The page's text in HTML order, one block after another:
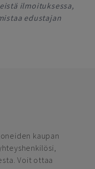
ilmoituksessa,
edustajan
kaupan
Voit ottaa